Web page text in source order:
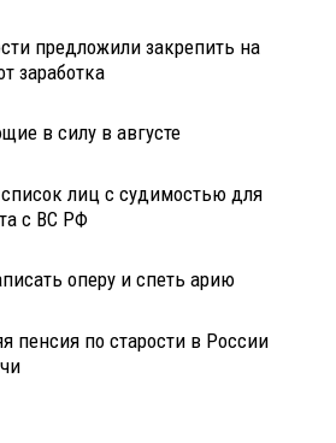
предложили закрепить на
заработка
в силу в августе
лиц с судимостью для
с ВС РФ
оперу и спеть арию
пенсия по старости в России